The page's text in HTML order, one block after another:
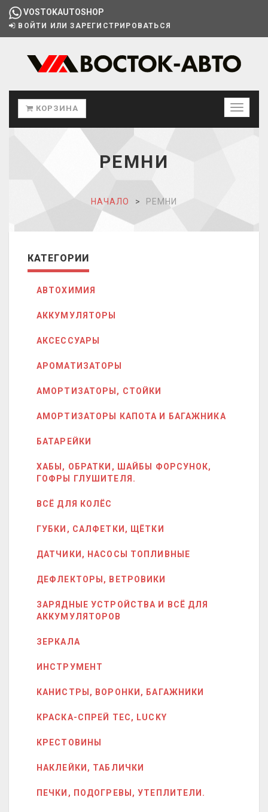
VOSTOKAUTOSHOP
ВОЙТИ ИЛИ ЗАРЕГИСТРИРОВАТЬСЯ
КОРЗИНА
РЕМНИ
НАЧАЛО РЕМНИ
КАТЕГОРИИ
АВТОХИМИЯ
АККУМУЛЯТОРЫ
АКСЕССУАРЫ
АРОМАТИЗАТОРЫ
АМОРТИЗАТОРЫ, СТОЙКИ
АМОРТИЗАТОРЫ КАПОТА И БАГАЖНИКА
БАТАРЕЙКИ
ХАБЫ, ОБРАТКИ, ШАЙБЫ ФОРСУНОК,
ГОФРЫ ГЛУШИТЕЛЯ.
ВСЁ ДЛЯ КОЛЁС
ГУБКИ, САЛФЕТКИ, ЩЁТКИ
ДАТЧИКИ, НАСОСЫ ТОПЛИВНЫЕ
ДЕФЛЕКТОРЫ, ВЕТРОВИКИ
ЗАРЯДНЫЕ УСТРОЙСТВА И ВСЁ ДЛЯ
АККУМУЛЯТОРОВ
ЗЕРКАЛА
ИНСТРУМЕНТ
КАНИСТРЫ, ВОРОНКИ, БАГАЖНИКИ
КРАСКА-СПРЕЙ ТЕС, LUCKY
КРЕСТОВИНЫ
НАКЛЕЙКИ, ТАБЛИЧКИ
ПЕЧКИ, ПОДОГРЕВЫ, УТЕПЛИТЕЛИ.